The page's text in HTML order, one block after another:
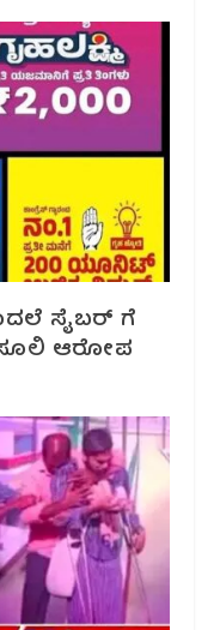
ಸೈಬರ್ ಗೆ
ಆರೋಪ